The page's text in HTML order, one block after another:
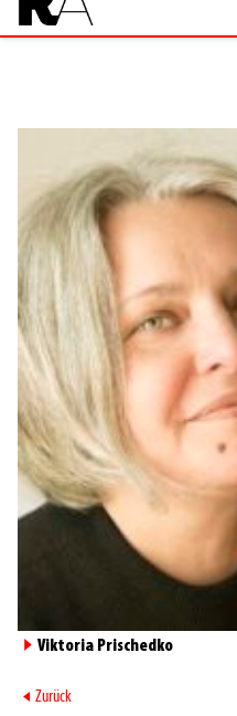
► Viktoria Prischedko
► Zurück